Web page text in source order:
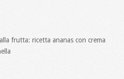
frutta: ricetta ananas con crema